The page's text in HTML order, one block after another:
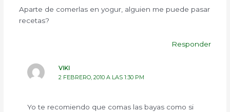
Aparte de comerlas en yogur, alguien me puede pasar
recetas?
Responder
VIKI
2 FEBRERO, 2010 A LAS 1:30 PM
Yo te recomiendo que comas las bayas como si